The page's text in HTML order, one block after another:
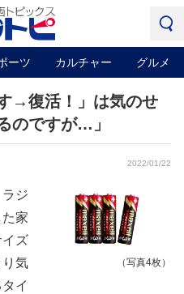
ーツ カルチャー グルメ
→復活！」は気のせ
のですが…」
2022/01/22
（写真4枚）
ジ
家
ズ
気
イ